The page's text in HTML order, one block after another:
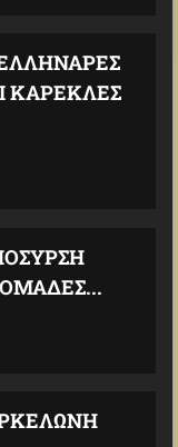
ΚΑΡΈΚΛΕΣ